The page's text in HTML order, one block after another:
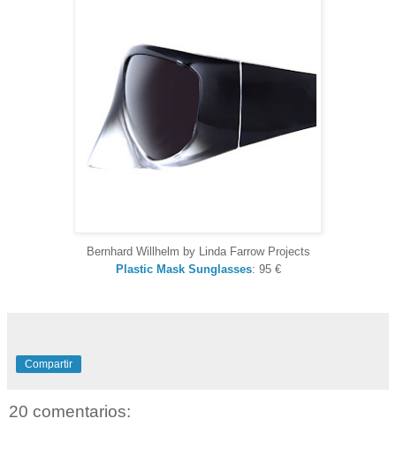
Bernhard Willhelm by Linda Farrow Projects
Plastic Mask Sunglasses: 95 €
Compartir
20 comentarios: